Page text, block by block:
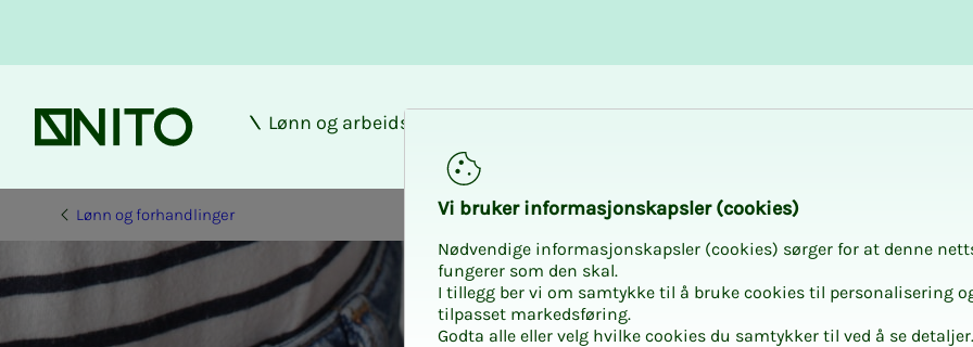
Forsiden
Lønn og arbeidsforhold
Lønn og forhandlinger Vi bru­­­ker in­­­for­­­ma­­­sjons­­­kaps­­­­­ler (cookies)
Nødvendige informasjonskapsler (cookies) sørger for at denne
fungerer som den skal.
I tillegg ber vi om samtykke til å bruke cookies til personalisering
tilpasset markedsføring.
Godta alle eller velg hvilke cookies du samtykker til ved å se detaljer.